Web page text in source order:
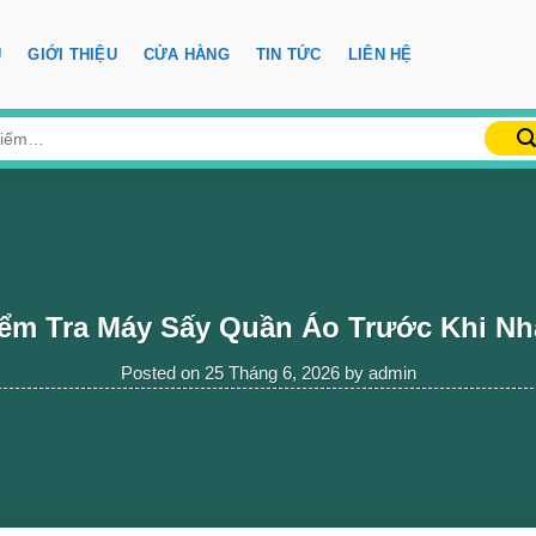
GIỚI THIỆU CỬA HÀNG TIN TỨC LIÊN HỆ
Tra Máy Sấy Quần Áo Trước Khi
Posted on 25 Tháng 6, 2026by admin